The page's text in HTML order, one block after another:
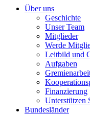
Über uns
Geschichte
Unser Team
Mitglieder
Werde
Leitbild und
Aufgaben
Finanzierung
Unterstützen
Bundesländer